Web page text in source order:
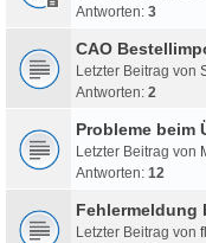
Antworten: 3
CAO
Letzter Beitrag von
Antworten: 2
Probleme beim
Letzter Beitrag von
Antworten: 12
Fehlermeldung
Letzter Beitrag von